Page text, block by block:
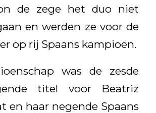
de zege het duo niet
en werden ze voor de
op rij Spaans kampioen.
was de zesde
titel voor Beatriz
en haar negende Spaans